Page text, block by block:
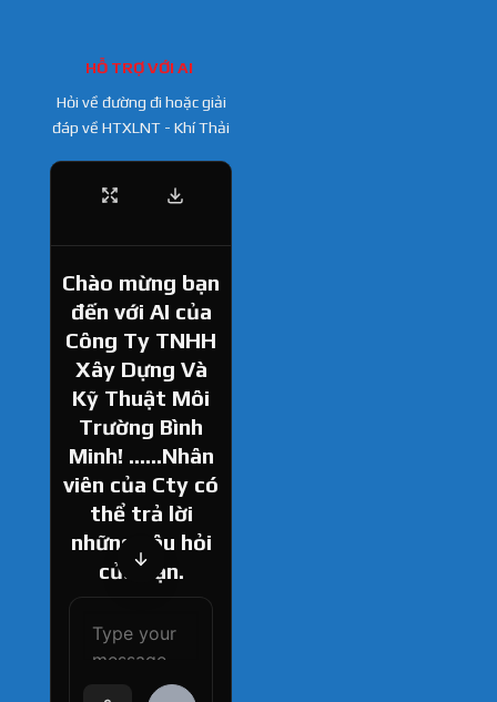
HỖ TRỢ VỚI AI
Hỏi về đường đi hoặc giải
đáp về HTXLNT - Khí Thải
Chào mừng bạn
đến với AI của
Công Ty TNHH
Xây Dựng Và
Kỹ Thuật Môi
Trường Bình
Minh! ......Nhân
viên của Cty có
thể trả lời
những câu hỏi
của bạn.
How can I help
you today?